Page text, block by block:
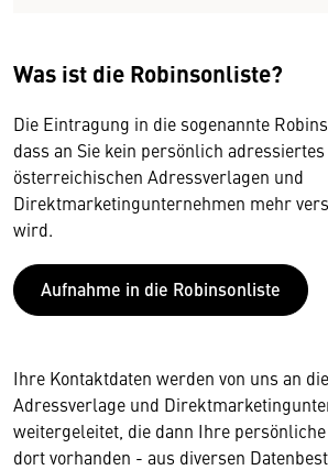
Was ist die Robinsonliste?
Die Eintragung in die sogenannte
dass an Sie kein persönlich
österreichischen Adressverlagen und
Direktmarketingunternehmen mehr
wird.
Aufnahme in die Robinsonliste
Ihre Kontaktdaten werden von uns an
Adressverlage und
weitergeleitet, die dann Ihre
dort vorhanden - aus diversen